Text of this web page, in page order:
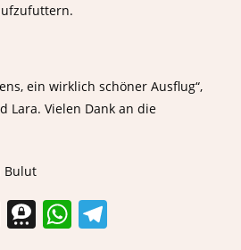
ein wirklich schöner Ausflug“,
Lara. Vielen Dank an die
Bulut
X T W